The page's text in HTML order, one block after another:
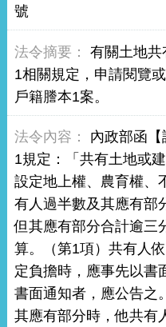
號
有關土地共
1相關規定，申請閱覽
戶籍謄本1案。
內政部函
1規定：「共有土地或
設定地上權、農育權、
有人過半數及其應有部
但其應有部分合計逾三
算。（第1項）共有人
定負擔時，應事先以書
書面通知者，應公告
其應有部分時，他共有